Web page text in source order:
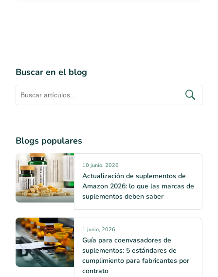
Buscar en el blog
Blogs populares
10 junio, 2026
Actualización de suplementos de
Amazon 2026: lo que las marcas de
suplementos deben saber
1 junio, 2026
Guía para coenvasadores de
suplementos: 5 estándares de
cumplimiento para fabricantes por
contrato